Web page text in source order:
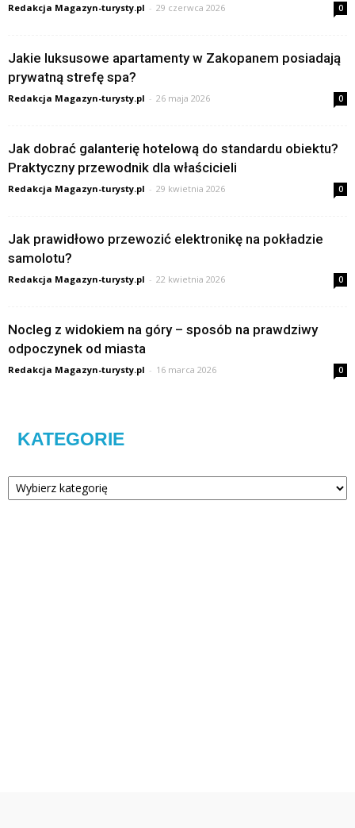
Redakcja Magazyn-turysty.pl - 29 czerwca 2026 0
Jakie luksusowe apartamenty w Zakopanem posiadają
prywatną strefę spa?
Redakcja Magazyn-turysty.pl - 26 maja 2026 0
Jak dobrać galanterię hotelową do standardu obiektu?
Praktyczny przewodnik dla właścicieli
Redakcja Magazyn-turysty.pl - 29 kwietnia 2026 0
Jak prawidłowo przewozić elektronikę na pokładzie
samolotu?
Redakcja Magazyn-turysty.pl - 22 kwietnia 2026 0
Nocleg z widokiem na góry – sposób na prawdziwy
odpoczynek od miasta
Redakcja Magazyn-turysty.pl - 16 marca 2026 0
KATEGORIE
Kategorie